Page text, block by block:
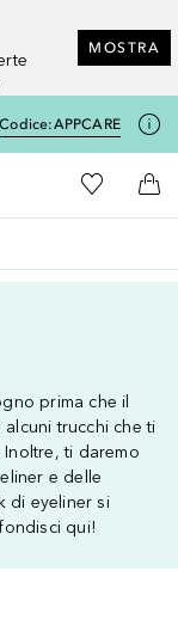
MOSTRA
Codice:APPCARE
HomeAlla Mia
Al
prima che il
trucchi che ti
ti daremo
e delle
di eyeliner si
qui!